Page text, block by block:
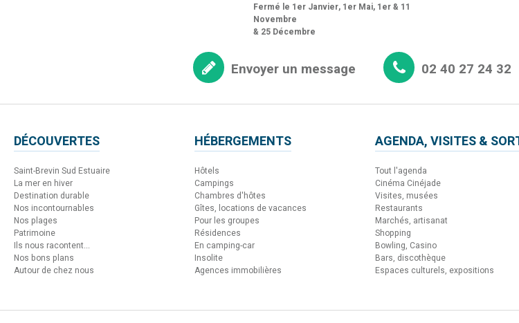
Fermé le 1er Janvier, 1er Mai, 1er & 11
Novembre
& 25 Décembre
Envoyer un message 02 40 27 24 32
DÉCOUVERTES
Saint-Brevin Sud Estuaire
La mer en hiver
Destination durable
Nos incontournables
Nos plages
Patrimoine
Ils nous racontent...
Nos bons plans
Autour de chez nous
HÉBERGEMENTS
Hôtels
Campings
Chambres d'hôtes
Gîtes, locations de vacances
Pour les groupes
Résidences
En camping-car
Insolite
Agences immobilières
AGENDA, VISITES &
Tout l'agenda
Cinéma Cinéjade
Visites, musées
Restaurants
Marchés, artisanat
Shopping
Bowling, Casino
Bars, discothèque
Espaces culturels, expositions